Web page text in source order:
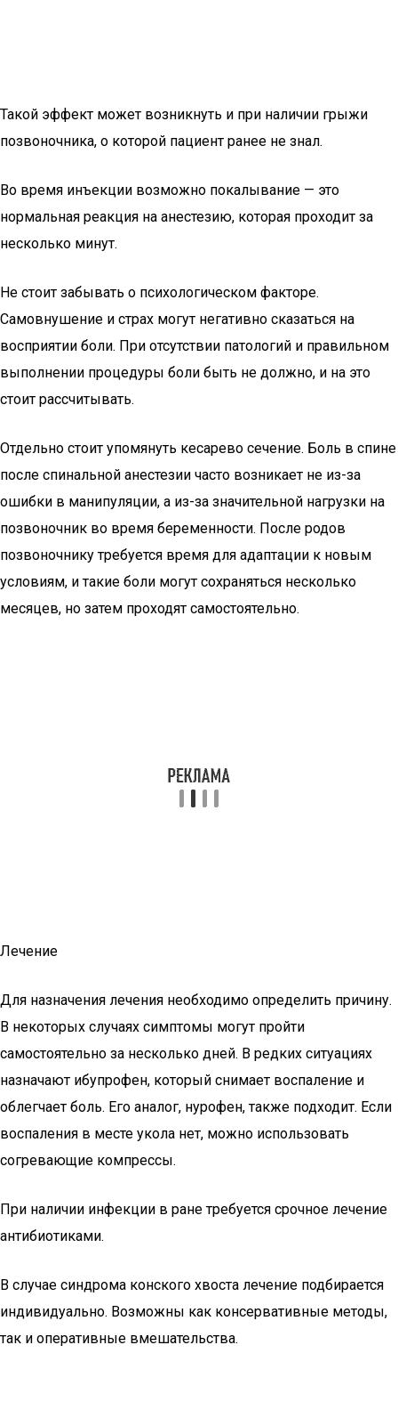
Такой эффект может возникнуть и при наличии грыжи
позвоночника, о которой пациент ранее не знал.
Во время инъекции возможно покалывание — это
нормальная реакция на анестезию, которая проходит за
несколько минут.
Не стоит забывать о психологическом факторе.
Самовнушение и страх могут негативно сказаться на
восприятии боли. При отсутствии патологий и правильном
выполнении процедуры боли быть не должно, и на это
стоит рассчитывать.
Отдельно стоит упомянуть кесарево сечение. Боль в спине
после спинальной анестезии часто возникает не из-за
ошибки в манипуляции, а из-за значительной нагрузки на
позвоночник во время беременности. После родов
позвоночнику требуется время для адаптации к новым
условиям, и такие боли могут сохраняться несколько
месяцев, но затем проходят самостоятельно.
Лечение
Для назначения лечения необходимо определить причину.
В некоторых случаях симптомы могут пройти
самостоятельно за несколько дней. В редких ситуациях
назначают ибупрофен, который снимает воспаление и
облегчает боль. Его аналог, нурофен, также подходит. Если
воспаления в месте укола нет, можно использовать
согревающие компрессы.
При наличии инфекции в ране требуется срочное лечение
антибиотиками.
В случае синдрома конского хвоста лечение подбирается
индивидуально. Возможны как консервативные методы,
так и оперативные вмешательства.